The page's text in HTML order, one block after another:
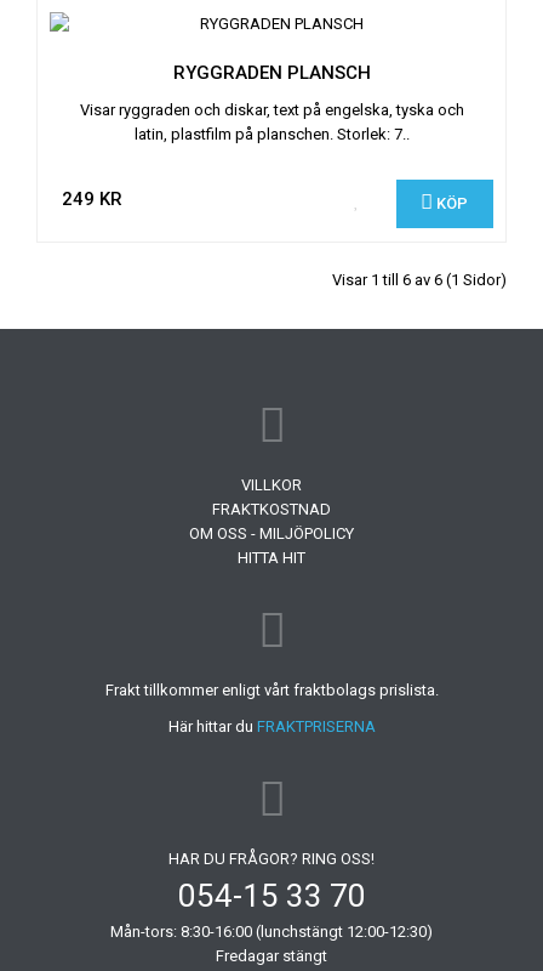
RYGGRADEN PLANSCH
Visar ryggraden och diskar, text på engelska, tyska och
latin, plastfilm på planschen. Storlek: 7..
249 KR KÖP
Visar 1 till 6 av 6 (1 Sidor)
VILLKOR
FRAKTKOSTNAD
OM OSS - MILJÖPOLICY
HITTA HIT
Frakt tillkommer enligt vårt fraktbolags prislista.
Här hittar du FRAKTPRISERNA
HAR DU FRÅGOR? RING OSS!
054-15 33 70
Mån-tors: 8:30-16:00 (lunchstängt 12:00-12:30)
Fredagar stängt